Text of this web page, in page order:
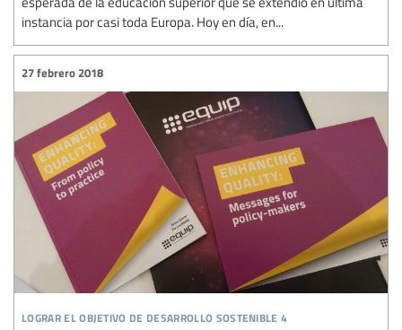
instancia por casi toda Europa. Hoy en día, en...
lograr el objetivo de desarrollo sostenible 4
27 febrero 2018